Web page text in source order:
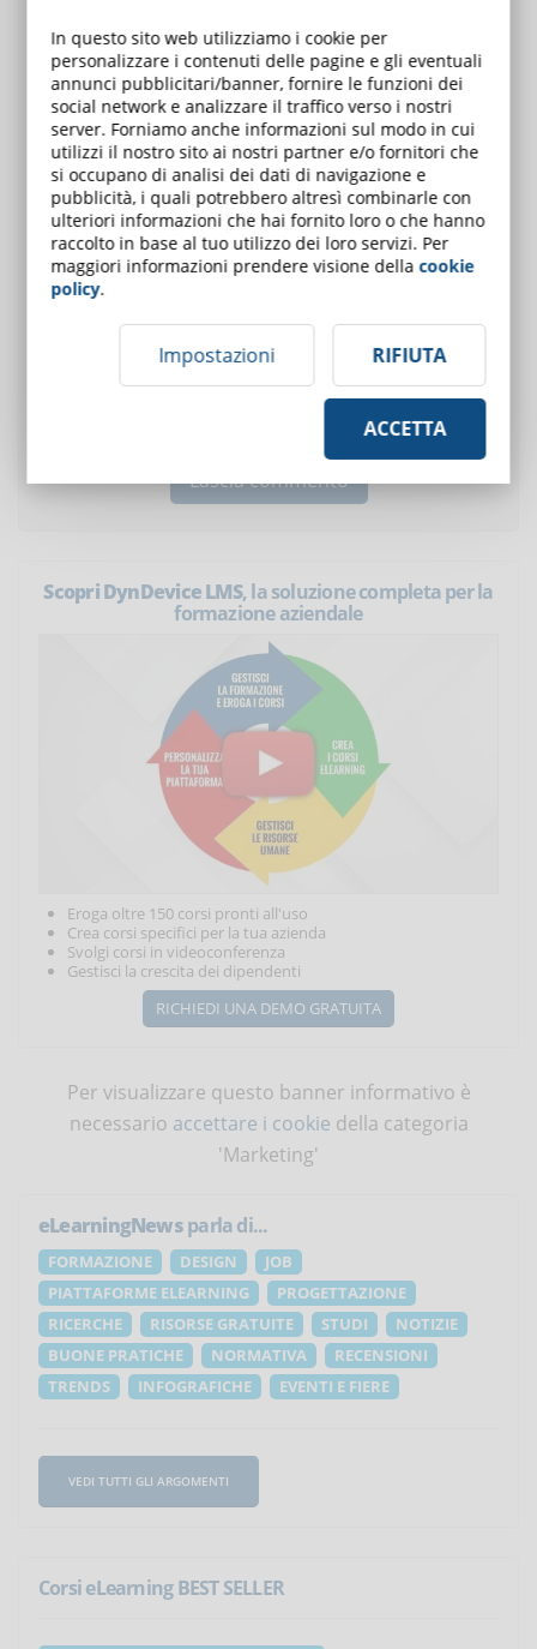
E-Mail (solo per
ricevere le
risposte)
Inserisci il tuo
commento:
sto inserendo non contiene offese e volgarità, non è
diffamante e non viola le leggi italiane.
Scopri DynDevice LMS, la soluzione completa per la
formazione aziendale
Eroga oltre 150 corsi pronti all'uso
Crea corsi specifici per la tua azienda
Svolgi corsi in videoconferenza
Gestisci la crescita dei dipendenti
RICHIEDI UNA DEMO GRATUITA
Per visualizzare questo banner informativo è
necessario accettare i cookie della categoria
'Marketing'
eLearningNewsparla di...
FORMAZIONE DESIGN
JOB
PIATTAFORME ELEARNING
PROGETTAZIONE
RICERCHE
RISORSE GRATUITE STUDI
NOTIZIE
BUONE PRATICHE
NORMATIVA
RECENSIONI
TRENDS
INFOGRAFICHE EVENTI E FIERE
VEDI TUTTI GLI ARGOMENTI
Corsi eLearning BEST SELLER
In questo sito web utilizziamo i cookie per
personalizzare i contenuti delle pagine e gli eventuali
annunci pubblicitari/banner, fornire le funzioni dei
social network e analizzare il traffico verso i nostri
server. Forniamo anche informazioni sul modo in cui
utilizzi il nostro sito ai nostri partner e/o fornitori che
si occupano di analisi dei dati di navigazione e
pubblicità, i quali potrebbero altresì combinarle con
ulteriori informazioni che hai fornito loro o che hanno
raccolto in base al tuo utilizzo dei loro servizi. Per
maggiori informazioni prendere visione dellacookie
policy.
Impostazioni RIFIUTA
ACCETTA